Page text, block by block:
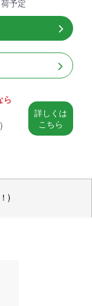
予定
ら
）
詳しくは
こちら
)